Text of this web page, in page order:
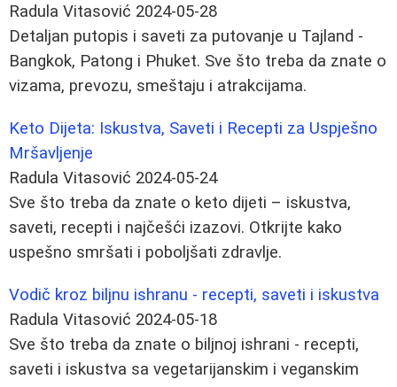
Radula Vitasović 2024-05-28
Detaljan putopis i saveti za putovanje u Tajland -
Bangkok, Patong i Phuket. Sve što treba da znate o
vizama, prevozu, smeštaju i atrakcijama.
Keto Dijeta: Iskustva, Saveti i Recepti za Uspješno
Mršavljenje
Radula Vitasović 2024-05-24
Sve što treba da znate o keto dijeti – iskustva,
saveti, recepti i najčešći izazovi. Otkrijte kako
uspešno smršati i poboljšati zdravlje.
Vodič kroz biljnu ishranu - recepti, saveti i iskustva
Radula Vitasović 2024-05-18
Sve što treba da znate o biljnoj ishrani - recepti,
saveti i iskustva sa vegetarijanskim i veganskim